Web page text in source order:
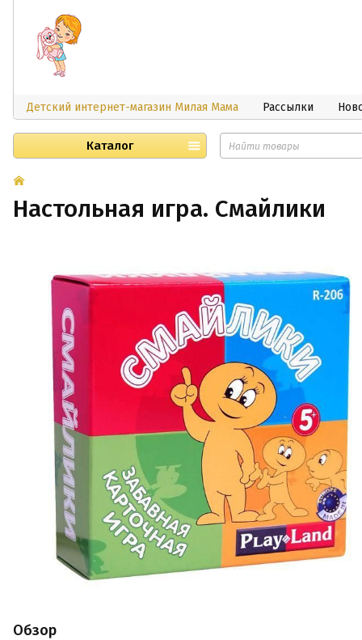
Детский интернет-магазин Милая Мама Рассылки
Каталог
Настольная игра. Смайлики
Обзор